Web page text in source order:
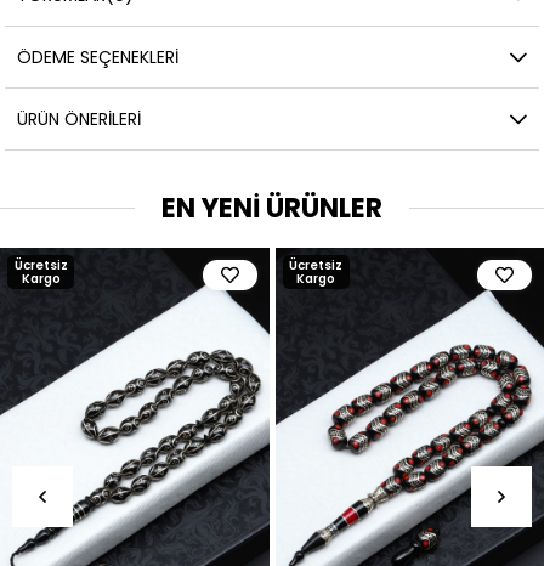
ÖDEME SEÇENEKLERI
ÜRÜN ÖNERILERI
EN YENİ ÜRÜNLER
Ücretsiz
Kargo
Ücretsiz
Kargo